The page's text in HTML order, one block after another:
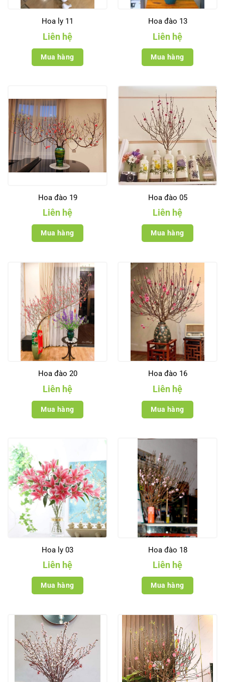
Hoa ly 11
Liên hệ
Mua hàng
Hoa đào 13
Liên hệ
Mua hàng
Hoa đào 19
Liên hệ
Mua hàng
Hoa đào 05
Liên hệ
Mua hàng
Hoa đào 20
Liên hệ
Mua hàng
Hoa đào 16
Liên hệ
Mua hàng
Hoa ly 03
Liên hệ
Mua hàng
Hoa đào 18
Liên hệ
Mua hàng